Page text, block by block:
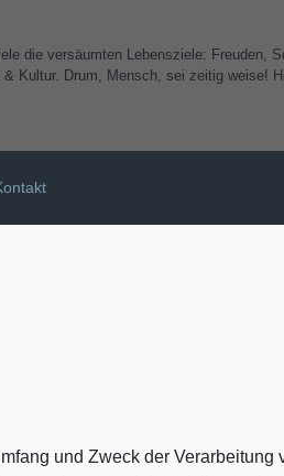
die versäumten Lebensziele: Freuden,
& Kultur. Drum, Mensch, sei zeitig weise!
und Zweck der Verarbeitung